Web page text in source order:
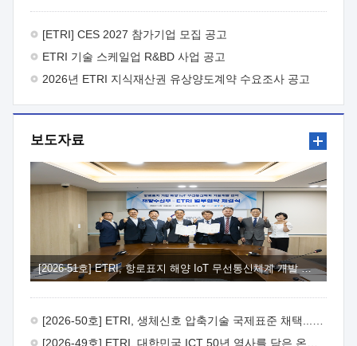
추진목적: ETRI 인력을 기업현장에 파견. 기술지원을
사업화성과를 극대화하고, 지원기업을 강견기업으로 육성하고자
함.  신청자격: ETRI 협력기업 및 일반 ICT 중소기업*
당해 지원실적과 차기 지원계획을 평가하여 결정
 기업부담:
연봉의 40%  추진일정(1)희망기업 신청/접수(2)희망인력-
희망기업 매칭(3)현장조사/ 선정(심의)(4)협약체결(5)
기업파견8월 3일 ~ 14일 8월 17일 ~ 26일 9월초순 9월 중순
10월 이후* 상기일정은 희망인력-희망기업간 매칭 원활시를
가정한 것으로 상황에 따라 상당기간 일정이 지연될 수 있음. **
(1)희망인력-희망기업간 적합성이 낮다고 판단되거나, (2)
희망인력이 파견의사를 철회할 경우 후속 절차가 진행되지 않을
수 있음.2. 현장지원 희망인력 및 상세이력
 희망인력
공정(FET / SBD 등 )유기물 반도체 소재 및 소자 설계, 합성 및
제작바이오센서 설계/제작토양/수질/가스 센서 설계/
[ETRI] CES 2027 참가기업 모집 공고
ETRI 기술 스케일업 R&BD 사업 공고
2026년 ETRI 지식재산권 유상양도계약 수요조사 공고
보도자료
[2026-51호] ETRI, 항로표지 해양 IoT 무선통신체계 개발 나선다